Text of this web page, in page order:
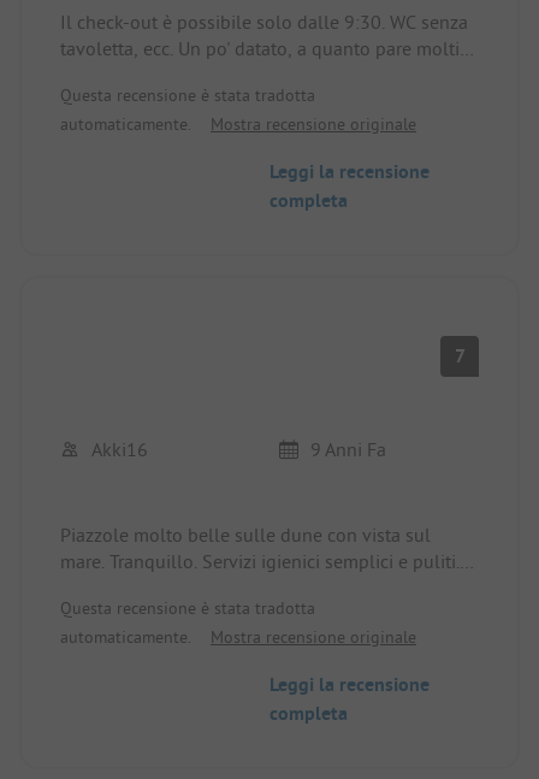
Il check-out è possibile solo dalle 9:30. WC senza
tavoletta, ecc. Un po' datato, a quanto pare molti
un pernottamento
Questa recensione è stata tradotta
automaticamente.
Mostra recensione originale
Leggi la recensione
completa
7
Akki16 9 Anni Fa
Piazzole molto belle sulle dune con vista sul
mare. Tranquillo. Servizi igienici semplici e puliti.
Questa recensione è stata tradotta
automaticamente.
Mostra recensione originale
Leggi la recensione
completa